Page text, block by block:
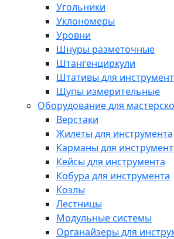
Угольники
Уклономеры
Уровни
Шнуры разметочные
Штангенциркули
Штативы для
Щупы измерительные
Оборудование для
Верстаки
Жилеты для инструмента
Карманы для
Кейсы для инструмента
Кобура для инструмента
Козлы
Лестницы
Модульные системы
Органайзеры для